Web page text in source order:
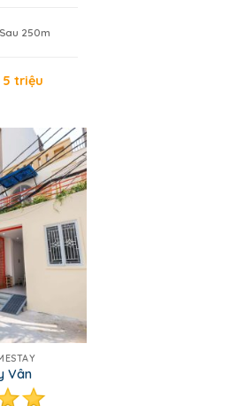
250m
triệu
Vân